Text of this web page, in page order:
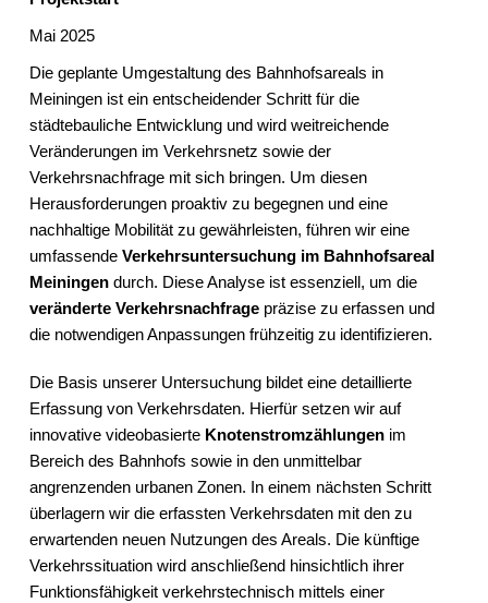
Mai 2025
Die geplante Umgestaltung des Bahnhofsareals in
Meiningen ist ein entscheidender Schritt für die
städtebauliche Entwicklung und wird weitreichende
Veränderungen im Verkehrsnetz sowie der
Verkehrsnachfrage mit sich bringen. Um diesen
Herausforderungen proaktiv zu begegnen und eine
nachhaltige Mobilität zu gewährleisten, führen wir eine
umfassende Verkehrsuntersuchung im Bahnhofsareal
Meiningendurch. Diese Analyse ist essenziell, um die
veränderte Verkehrsnachfragepräzise zu erfassen und
die notwendigen Anpassungen frühzeitig zu identifizieren.
Die Basis unserer Untersuchung bildet eine detaillierte
Erfassung von Verkehrsdaten. Hierfür setzen wir auf
innovative videobasierte Knotenstromzählungenim
Bereich des Bahnhofs sowie in den unmittelbar
angrenzenden urbanen Zonen. In einem nächsten Schritt
überlagern wir die erfassten Verkehrsdaten mit den zu
erwartenden neuen Nutzungen des Areals. Die künftige
Verkehrssituation wird anschließend hinsichtlich ihrer
Funktionsfähigkeit verkehrstechnisch mittels einer